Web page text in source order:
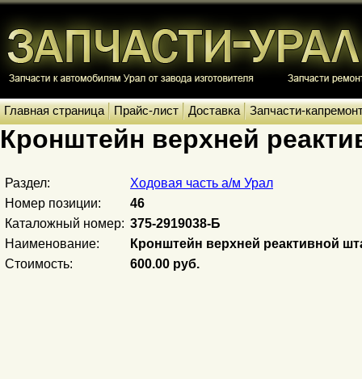
Главная страница Прайс-лист Доставка Запчасти-
Кронштейн верхней
Раздел:
Ходовая часть а/м Урал
Номер позиции:
46
Каталожный номер: 375-2919038-Б
Наименование:
Кронштейн верхней реактивной
Стоимость:
600.00 руб.